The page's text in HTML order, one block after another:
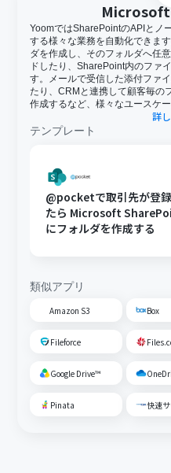
YoomではSharePointのAPIとノ
する様々な業務を自動化できま
ダを作成し、そのフォルダへ任
ドしたり、SharePoint内のファ
す。メールで受信した添付ファ
たり、CRMと連携して顧客毎の
作成するなど、様々なユースケ
詳
テンプレート
@pocketで取引先が登
たら Microsoft
にフォルダを作成する
類似アプリ
Amazon S3 Box
Fileforce
Google Drive™
Pinata